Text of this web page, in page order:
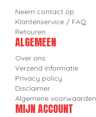
Neem contact op
Klantenservice / FAQ
Retouren
ALGEMEEN
Over ons
Verzend informatie
Privacy policy
Disclaimer
Algemene voorwaarden
MIJN ACCOUNT